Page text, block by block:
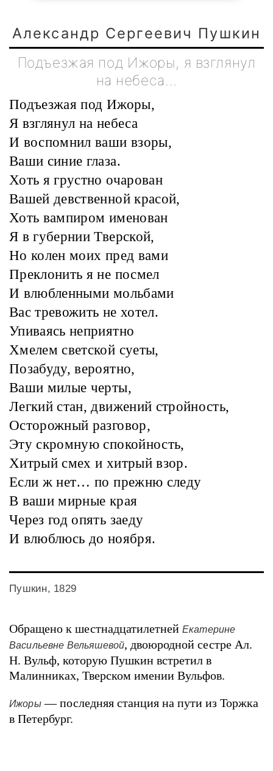
Александр Сергеевич Пушкин
Подъезжая под Ижоры, я взглянул
на небеса…
Подъезжая под Ижоры,
Я взглянул на небеса
И воспомнил ваши взоры,
Ваши синие глаза.
Хоть я грустно очарован
Вашей девственной красой,
Хоть вампиром именован
Я в губернии Тверской,
Но колен моих пред вами
Преклонить я не посмел
И влюбленными мольбами
Вас тревожить не хотел.
Упиваясь неприятно
Хмелем светской суеты,
Позабуду, вероятно,
Ваши милые черты,
Легкий стан, движений стройность,
Осторожный разговор,
Эту скромную спокойность,
Хитрый смех и хитрый взор.
Если ж нет… по прежню следу
В ваши мирные края
Через год опять заеду
И влюблюсь до ноября.
Пушкин, 1829
Обращено к шестнадцатилетней Екатерине
Васильевне Вельяшевой, двоюродной сестре Ал.
Н. Вульф, которую Пушкин встретил в
Малинниках, Тверском имении Вульфов.
Ижоры— последняя станция на пути из Торжка
в Петербург.